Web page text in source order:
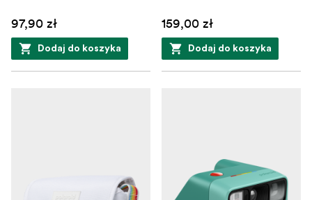
97,90 zł
Dodaj do koszyka
159,00 zł
Dodaj do koszyka